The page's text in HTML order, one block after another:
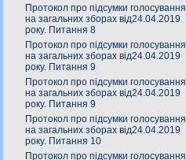
Протокол про підсумки голосування
на загальних зборах від24.04.2019
року. Питання 8
Протокол про підсумки голосування
на загальних зборах від24.04.2019
року. Питання 9
Протокол про підсумки голосування
на загальних зборах від24.04.2019
року. Питання 9
Протокол про підсумки голосування
на загальних зборах від24.04.2019
року. Питання 10
Протокол про підсумки голосування